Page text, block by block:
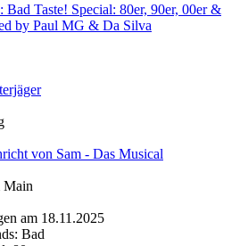
Bad Taste! Special: 80er, 90er, 00er &
by Paul MG & Da Silva
von Sam - Das Musical
Main
am 18.11.2025